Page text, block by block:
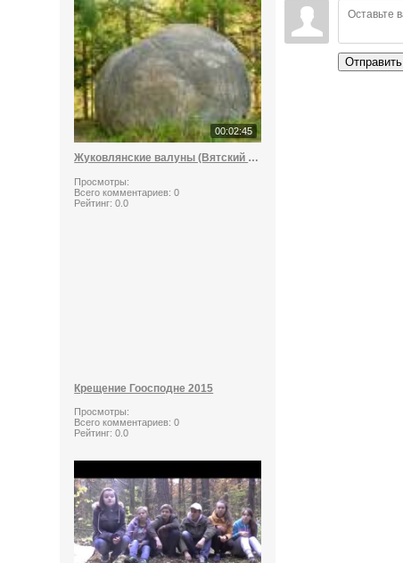
00:02:45
Жуковлянские валуны (Вятский стоунхендж)
Просмотры:
Всего комментариев:0
Рейтинг:0.0
Крещение Гоосподне 2015
Просмотры:
Всего комментариев:0
Рейтинг:0.0
Отправить